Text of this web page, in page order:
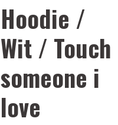
Hoodie /
Wit / Touch
someone i
love